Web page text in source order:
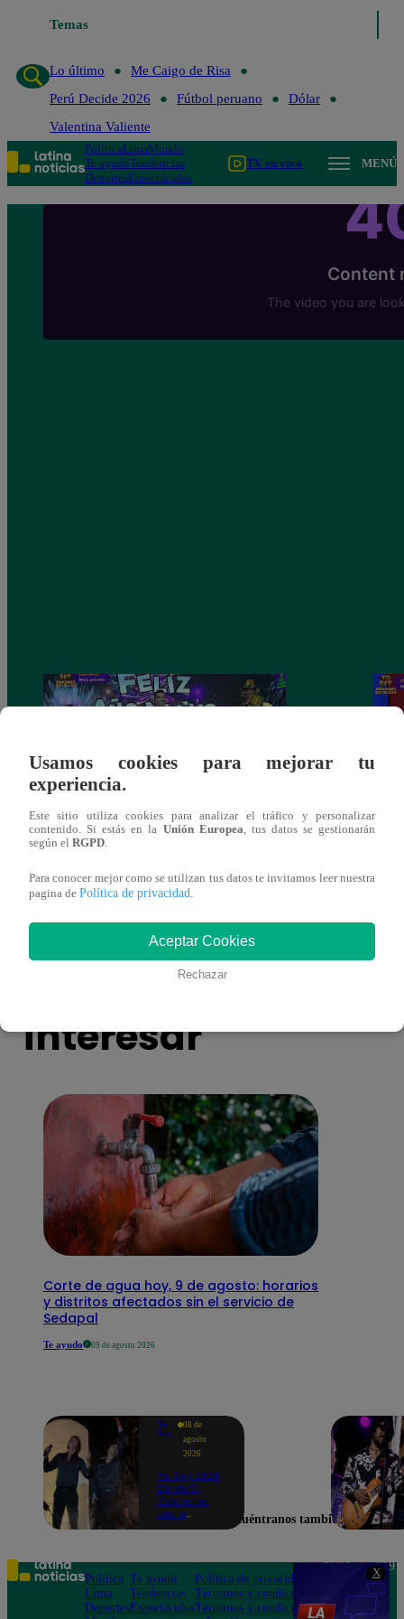
X
Temas
Lo último
Me Caigo de Risa
Perú Decide 2026
Fútbol peruano
Dólar
Valentina Valiente
PolíticaLimaMundo
Te ayudoTendencias
DeportesEspectáculos
TV en vivo MENÚ
Josimar armó una tremenda fiesta de año
También te puede
interesar
Corte de agua hoy, 9 de agosto: horarios
y distritos afectados sin el servicio de
Sedapal
Te ayudo 09 de agosto 2026
Yo
Soy
08 de
agosto
2026
Yo Soy 2026
EN VIVO:
Cachín se
une a
espectacular
versión de
“Amor mío”
Usamos cookies para mejorar tu
experiencia.
Este sitio utiliza cookies para analizar el tráfico y personalizar
contenido. Si estás en la Unión Europea , tus datos se gestionarán
según el RGPD
Para conocer mejor como se utilizan tus datos te invitamos leer nuestra
pagina de Política de privacidad
Aceptar Cookies
Rechazar
Encuéntranos también en
Política
Lima
Deportes
Te ayudo
Tendencias
Espectáculos
Política de privacidad
Términos y condiciones
Términos y condiciones
Teléfono: 219
Av. San
Felipe 968